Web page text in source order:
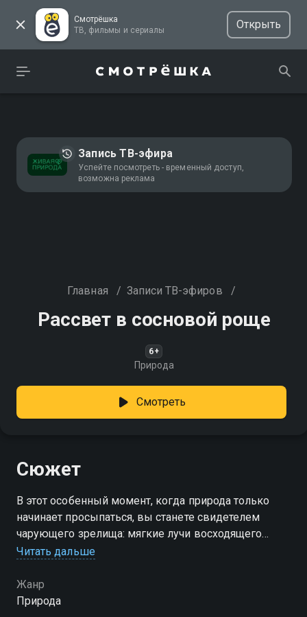
Смотрёшка
ТВ, фильмы и сериалы
Открыть
Запись ТВ-эфира
Успейте посмотреть - временный доступ,
возможна реклама
Главная / Записи ТВ-эфиров /
Рассвет в сосновой роще
6+
Природа
Смотреть
Сюжет
В этот особенный момент, когда природа только
начинает просыпаться, вы станете свидетелем
чарующего зрелища: мягкие лучи восходящего
солнца проникают сквозь ветви высоких сосен,
Читать дальше
Жанр
Природа